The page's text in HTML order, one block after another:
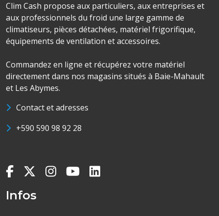
Clim Cash propose aux particuliers, aux entreprises et
aux professionnels du froid une large gamme de
climatiseurs, pièces détachées, matériel frigorifique,
équipements de ventilation et accessoires.
Commandez en ligne et récupérez votre matériel
directement dans nos magasins situés à Baie-Mahault
et Les Abymes.
Contact et adresses
+590 590 98 92 28
Infos